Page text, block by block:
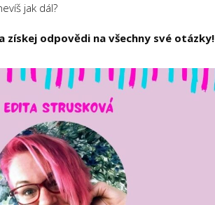
jak dál?
získej odpovědi na všechny své otázky!